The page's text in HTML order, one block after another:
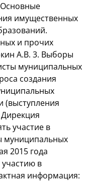
имущественных
и прочих
А.В. 3. Выборы
муниципальных
создания
Дирекция
участие в
муниципальных
2015 года
в
информация: